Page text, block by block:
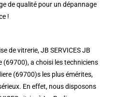
de qualité pour un dépannage
!
de vitrerie, JB SERVICES JB
(69700), a choisi les techniciens
(69700)s les plus émérites,
En effet, nous disposons